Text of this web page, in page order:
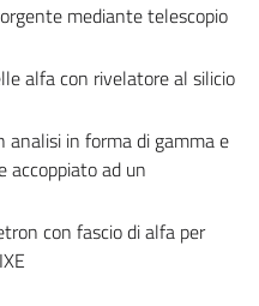
mediante telescopio
alfa con rivelatore al silicio
analisi in forma di gamma e
accoppiato ad un
con fascio di alfa per